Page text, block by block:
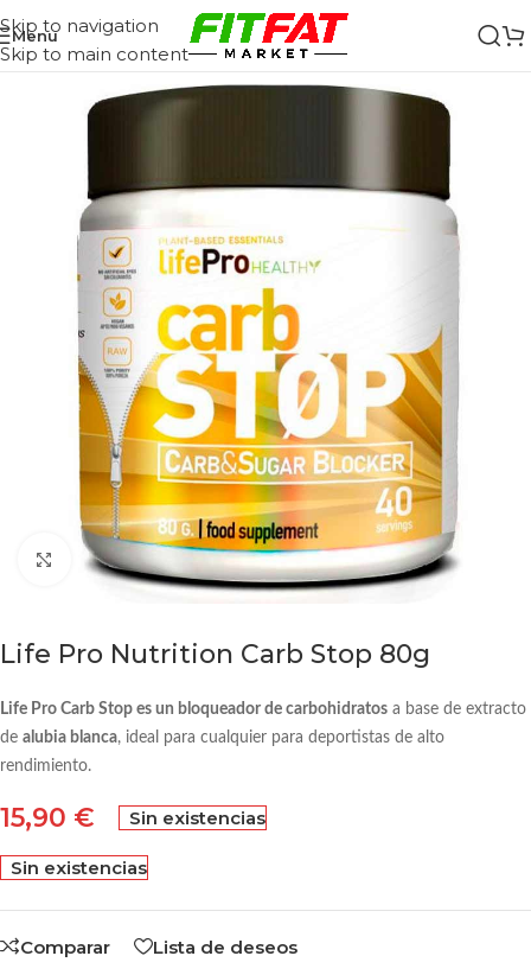
Skip to navigation
Skip to main content
Menu
Click to enlarge
Life Pro Nutrition Carb Stop 80g
Life Pro Carb Stop es un bloqueador de carbohidratos a base de extracto
de alubia blanca, ideal para cualquier para deportistas de alto
rendimiento.
15,90 € Sin existencias
Sin existencias
Comparar Lista de deseos